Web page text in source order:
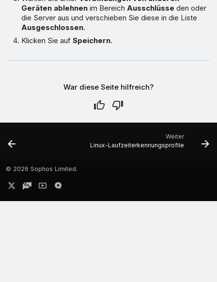
Geräten ablehnen im BereichAusschlüsse den oder
die Server aus und verschieben Sie diese in die Liste
Ausgeschlossen.
Klicken Sie aufSpeichern.
War diese Seite hilfreich?
Weiter
Linux-Laufzeiterkennungsprofile
© 2026 Sophos Limited.